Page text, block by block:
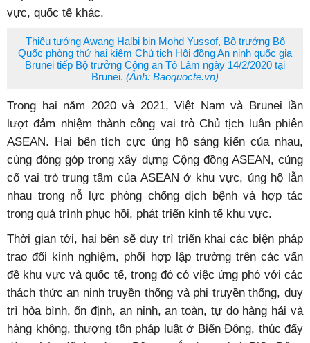
Brunei bị mắc kẹt do ảnh hưởng của lệnh đóng cửa biên
việc tạo điều kiện làm các giấy tờ pháp lý để ở lại trong
thời gian chờ các chuyến bay về nước.
Brunei và Việt Nam là những đối tác gần gũi, thường
xuyên tích cực ủng hộ lẫn nhau tại các diễn đàn đa
phương mà hai nước là thành viên như ASEAN, Liên hợp
quốc... và các khuôn khổ hợp tác liên quan. Brunei ủng
hộ Việt Nam tham gia các diễn đàn quốc tế. Hai nước
hợp tác tốt trong khuôn khổ ASEAN và các diễn đàn khu
vực, quốc tế khác.
Thiếu tướng Awang Halbi bin Mohd Yussof, Bộ trưởng Bộ
Quốc phòng thứ hai kiêm Chủ tịch Hội đồng An ninh quốc gia
Brunei tiếp Bộ trưởng Công an Tô Lâm ngày 14/2/2020 tại
(Ảnh: Baoquocte.vn)
Trong hai năm 2020 và 2021, Việt Nam và Brunei lần
lượt đảm nhiệm thành công vai trò Chủ tịch luân phiên